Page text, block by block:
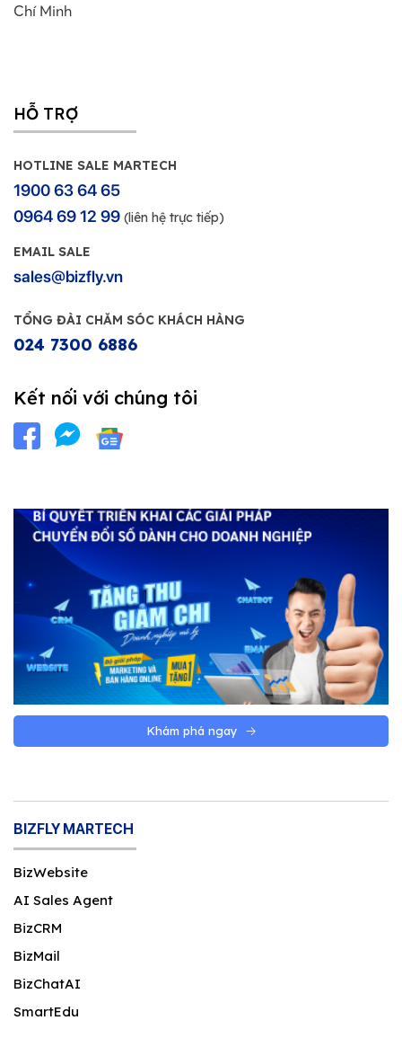
Chí Minh
HỖ TRỢ
HOTLINE SALE MARTECH
1900 63 64 65
0964 69 12 99 (liên hệ trực tiếp)
EMAIL SALE
sales@bizfly.vn
TỔNG ĐÀI CHĂM SÓC KHÁCH HÀNG
024 7300 6886
Kết nối với chúng tôi
Khám phá ngay
BIZFLY MARTECH
BizWebsite
AI Sales Agent
BizCRM
BizMail
BizChatAI
SmartEdu